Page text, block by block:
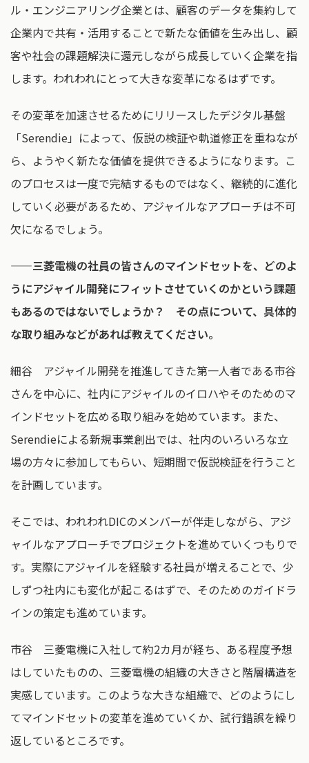
ル・エンジニアリング企業とは、顧客のデータを集約して
企業内で共有・活用することで新たな価値を生み出し、顧
客や社会の課題解決に還元しながら成長していく企業を指
します。われわれにとって大きな変革になるはずです。
その変革を加速させるためにリリースしたデジタル基盤
「Serendie」によって、仮説の検証や軌道修正を重ねなが
ら、ようやく新たな価値を提供できるようになります。こ
のプロセスは一度で完結するものではなく、継続的に進化
していく必要があるため、アジャイルなアプローチは不可
欠になるでしょう。
——三菱電機の社員の皆さんのマインドセットを、どのよ
うにアジャイル開発にフィットさせていくのかという課題
もあるのではないでしょうか？ その点について、具体的
な取り組みなどがあれば教えてください。
細谷 アジャイル開発を推進してきた第一人者である市谷
さんを中心に、社内にアジャイルのイロハやそのためのマ
インドセットを広める取り組みを始めています。また、
Serendieによる新規事業創出では、社内のいろいろな立
場の方々に参加してもらい、短期間で仮説検証を行うこと
を計画しています。
そこでは、われわれDICのメンバーが伴走しながら、アジ
ャイルなアプローチでプロジェクトを進めていくつもりで
す。実際にアジャイルを経験する社員が増えることで、少
しずつ社内にも変化が起こるはずで、そのためのガイドラ
インの策定も進めています。
市谷 三菱電機に入社して約2カ月が経ち、ある程度予想
はしていたものの、三菱電機の組織の大きさと階層構造を
実感しています。このような大きな組織で、どのようにし
てマインドセットの変革を進めていくか、試行錯誤を繰り
返しているところです。